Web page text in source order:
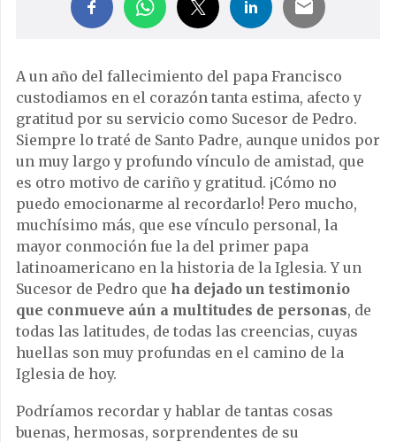
A un año del fallecimiento del papa Francisco
custodiamos en el corazón tanta estima, afecto y
gratitud por su servicio como Sucesor de Pedro.
Siempre lo traté de Santo Padre, aunque unidos por
un muy largo y profundo vínculo de amistad, que
es otro motivo de cariño y gratitud. ¡Cómo no
puedo emocionarme al recordarlo! Pero mucho,
muchísimo más, que ese vínculo personal, la
mayor conmoción fue la del primer papa
latinoamericano en la historia de la Iglesia. Y un
Sucesor de Pedro que ha dejado un testimonio
que conmueve aún a multitudes de personas, de
todas las latitudes, de todas las creencias, cuyas
huellas son muy profundas en el camino de la
Iglesia de hoy.
Podríamos recordar y hablar de tantas cosas
buenas, hermosas, sorprendentes de su